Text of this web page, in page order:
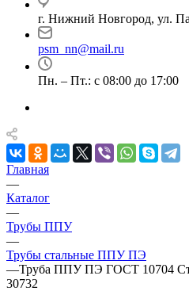
г. Нижний Новгород, ул.
psm_nn@mail.ru
Пн. – Пт.: с 08:00 до 17:00
Главная
—
Каталог
—
Трубы ППУ
—
Трубы стальные ППУ ПЭ
—Труба ППУ ПЭ ГОСТ 10704
30732